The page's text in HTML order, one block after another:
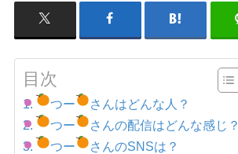
目次
つー
さんはどんな人？
つー
さんの配信はどんな感じ？
つー
さんのSNSは？